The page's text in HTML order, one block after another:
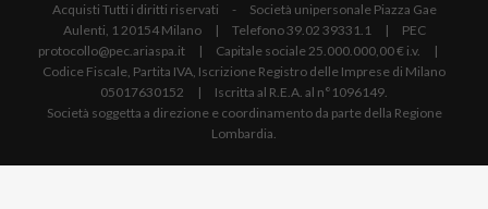
Acquisti Tutti i diritti riservati - Società unipersonale Piazza Gae
Aulenti, 1 20154 Milano | Telefono 39.02 39331.1 | PEC
protocollo@pec.ariaspa.it | Capitale sociale 25.000.000,00 € i.v. |
Codice Fiscale, Partita IVA, Iscrizione Registro delle Imprese di Milano
05017630152 | Iscritta al R.E.A. al n°1096149.
Società soggetta a direzione e coordinamento da parte della Regione
Lombardia.